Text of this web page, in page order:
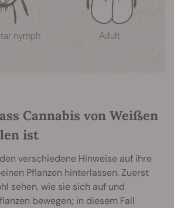
Cannabis von Weißen
ist
verschiedene Hinweise auf ihre
Pflanzen hinterlassen. Zuerst
sehen, wie sie sich auf und
bewegen; in diesem Fall